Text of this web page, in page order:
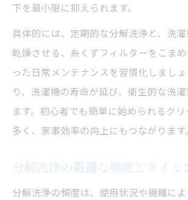
下を最小限に抑えられます。
具体的には、定期的な分解洗浄と、洗
乾燥させる、糸くずフィルターをこま
った日常メンテナンスを習慣化しまし
り、洗濯機の寿命が延び、衛生的な洗
ます。初心者でも簡単に始められるク
多く、家事効率の向上にもつながります。
分解洗浄の最適な頻度とタイミ
分解洗浄の頻度は、使用状況や機種に